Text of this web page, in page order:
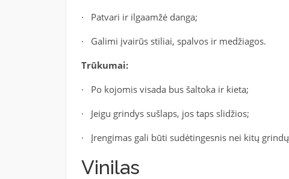
· Patvari ir ilgaamžė danga;
· Galimi įvairūs stiliai, spalvos ir medžiagos.
Trūkumai:
· Po kojomis visada bus šaltoka ir kieta;
· Jeigu grindys sušlaps, jos taps slidžios;
· Įrengimas gali būti sudėtingesnis nei kitų
Vinilas